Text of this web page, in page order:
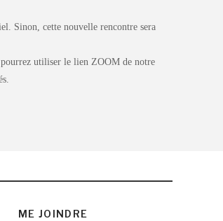
Sinon, cette nouvelle rencontre sera
pourrez utiliser le lien ZOOM de notre
ME JOINDRE